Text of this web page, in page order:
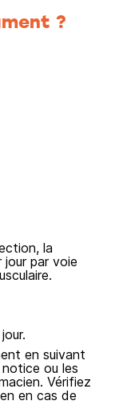
?
la
jour par voie
en suivant
ou les
Vérifiez
en cas de